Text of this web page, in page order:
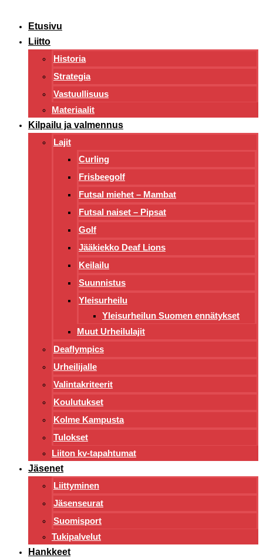
Etusivu
Liitto
Historia
Strategia
Vastuullisuus
Materiaalit
Kilpailu ja valmennus
Lajit
Curling
Frisbeegolf
Futsal miehet – Mambat
Futsal naiset – Pipsat
Golf
Jääkiekko Deaf Lions
Keilailu
Suunnistus
Yleisurheilu
Yleisurheilun Suomen ennätykset
Muut Urheilulajit
Deaflympics
Urheilijalle
Valintakriteerit
Koulutukset
Kolme Kampusta
Tulokset
Liiton kv-tapahtumat
Jäsenet
Liittyminen
Jäsenseurat
Suomisport
Tukipalvelut
Hankkeet